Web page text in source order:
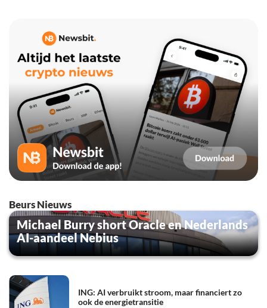
Beurs Nieuws
Michael Burry short Oracle en Nederlands
AI-aandeel Nebius
ING: AI verbruikt stroom, maar financiert zo
ook de energietransitie